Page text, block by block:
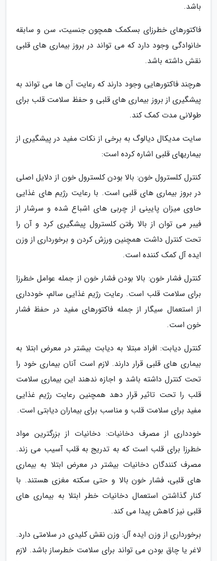
باشد.
فاکتورهای خطرزای بسکمک همچون جنسیت، سن و سابقه
خانوادگی وجود دارد که می تواند در بروز بیماری های قلبی
نقش داشته باشد.
هرچند فاکتورهایی وجود دارند که رعایت آن ها می تواند به
پیشگیری از بروز بیماری های قلبی و حفظ سلامت قلب برای
طولانی مدت کمک کند.
سایت مدیکال دیالوگ به برخی از نکات مفید در پیشگیری از
بیماریهای قلبی اشاره کرده است:
کنترل کلسترول خون: بالا بودن کلسترول خون از دلایل اصلی
در بروز بیماری های قلبی است. با رعایت رژیم های غذایی
حاوی میزان پایینی از چربی های اشباع شده و سرشار از
فیبر می توان از بالا رفتن کلسترول پیشگیری کرد و آن را
تحت کنترل داشت همچنین ورزش کردن و برخورداری از وزن
ایده آل کمک کننده است.
کنترل فشار خون: بالا بودن فشار خون از جمله عوامل خطرزا
برای سلامت قلب است. رعایت رژیم غذایی سالم، خودداری
از استعمال سیگار از جمله فاکتورهای مفید در حفظ فشار
خون است.
کنترل دیابت: افراد مبتلا به دیابت بیشتر در معرض ابتلا به
بیماری های قلبی قرار دارند. لازم است آنان بیماری خود را
تحت کنترل داشته باشد و اجازه ندهند این بیماری سلامت
قلب را تحت تاثیر قرار دهد همچنین رعایت رژیم غذایی
مفید برای سلامت قلب و مناسب برای بیماران دیابتی است.
خودداری از مصرف دخانیات: دخانیات از بزرگترین مواد
خطرزا برای قلب است که به تدریج به قلب آسیب می زند.
مصرف کنندگان دخانیات بیشتر در معرض ابتلا به بیماری
های قلبی، فشار خون بالا و حتی سکته مغزی هستند. با
کنار گذاشتن استعمال دخانیات خطر ابتلا به بیماری های
قلبی نیز کاهش پیدا می کند.
برخورداری از وزن ایده آل: وزن نقش کلیدی در سلامتی دارد.
لاغر یا چاق بودن می تواند برای سلامت خطرساز باشد. لازم